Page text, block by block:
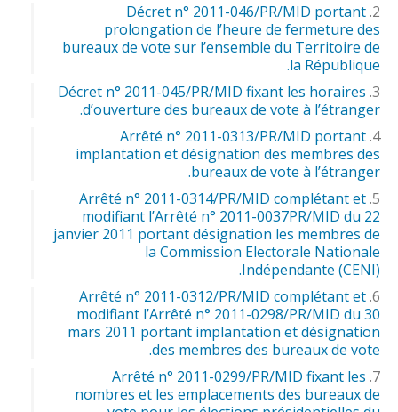
Décret n° 2011-046/PR/MID portant
prolongation de l’heure de fermeture des
bureaux de vote sur l’ensemble du Territoire de
la République.
Décret n° 2011-045/PR/MID fixant les horaires
d’ouverture des bureaux de vote à l’étranger.
Arrêté n° 2011-0313/PR/MID portant
implantation et désignation des membres des
bureaux de vote à l’étranger.
Arrêté n° 2011-0314/PR/MID complétant et
modifiant l’Arrêté n° 2011-0037PR/MID du 22
janvier 2011 portant désignation les membres de
la Commission Electorale Nationale
Indépendante (CENI).
Arrêté n° 2011-0312/PR/MID complétant et
modifiant l’Arrêté n° 2011-0298/PR/MID du 30
mars 2011 portant implantation et désignation
des membres des bureaux de vote.
Arrêté n° 2011-0299/PR/MID fixant les
nombres et les emplacements des bureaux de